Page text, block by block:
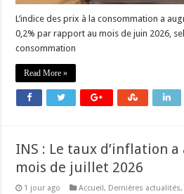
L’indice des prix à la consommation a
0,2% par rapport au mois de juin 2026,
consommation
Read More »
INS : Le taux d’inflation
mois de juillet 2026
1 jour ago Accueil, Dernières actualités,